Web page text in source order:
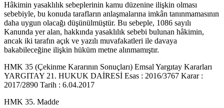
Hâkimin yasaklılık sebeplerinin kamu düzenine ilişkin olması
sebebiyle, bu konuda tarafların anlaşmalarına imkân tanınmamasının
daha uygun olacağı düşünülmüştür. Bu sebeple, 1086 sayılı
Kanunda yer alan, hakkında yasaklılık sebebi bulunan hâkimin,
ancak iki tarafın açık ve yazılı muvafakatleri ile davaya
bakabileceğine ilişkin hüküm metne alınmamıştır.
HMK 35 (Çekinme Kararının Sonuçları) Emsal Yargıtay Kararları
YARGITAY 21. HUKUK DAİRESİ Esas : 2016/3767 Karar :
2017/2890 Tarih : 6.04.2017
HMK 35. Madde